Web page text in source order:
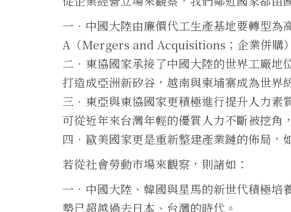
一．中國大陸由廉價代工生產基地要轉型
A（Mergers and Acquisitions；企業併購
二．東協國家承接了中國大陸的世界工廠
打造成亞洲新矽谷，越南與柬埔寨成為世界
三．東亞與東協國家更積極進行提升人力
可從近年來台灣年輕的優質人力不斷被挖角
四．歐美國家更是重新整建產業鏈的佈局，
若從社會勞動市場來觀察，則諸如：
一．中國大陸、韓國與星馬的新世代積極
勢已超越過去日本、台灣的時代。